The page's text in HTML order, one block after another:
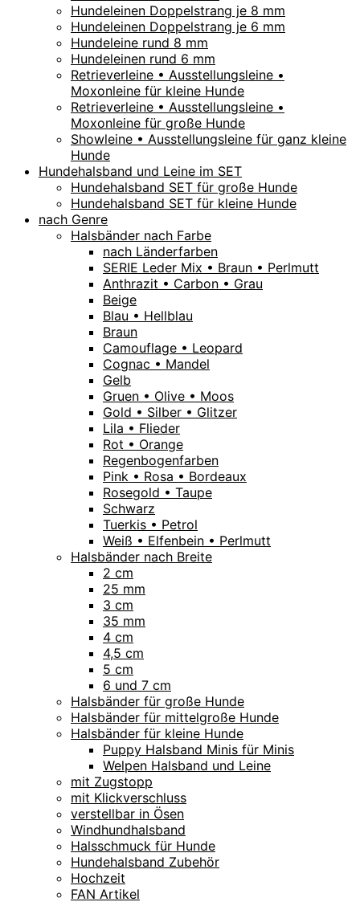
Hundeleinen Doppelstrang je 8 mm
Hundeleinen Doppelstrang je 6 mm
Hundeleine rund 8 mm
Hundeleinen rund 6 mm
Retrieverleine • Ausstellungsleine •
Moxonleine für kleine Hunde
Retrieverleine • Ausstellungsleine •
Moxonleine für große Hunde
Showleine • Ausstellungsleine für ganz kleine
Hunde
Hundehalsband und Leine im SET
Hundehalsband SET für große Hunde
Hundehalsband SET für kleine Hunde
nach Genre
Halsbänder nach Farbe
nach Länderfarben
SERIE Leder Mix • Braun • Perlmutt
Anthrazit • Carbon • Grau
Beige
Blau • Hellblau
Braun
Camouflage • Leopard
Cognac • Mandel
Gelb
Gruen • Olive • Moos
Gold • Silber • Glitzer
Lila • Flieder
Rot • Orange
Regenbogenfarben
Pink • Rosa • Bordeaux
Rosegold • Taupe
Schwarz
Tuerkis • Petrol
Weiß • Elfenbein • Perlmutt
Halsbänder nach Breite
2 cm
25 mm
3 cm
35 mm
4 cm
4,5 cm
5 cm
6 und 7 cm
Halsbänder für große Hunde
Halsbänder für mittelgroße Hunde
Halsbänder für kleine Hunde
Puppy Halsband Minis für Minis
Welpen Halsband und Leine
mit Zugstopp
mit Klickverschluss
verstellbar in Ösen
Windhundhalsband
Halsschmuck für Hunde
Hundehalsband Zubehör
Hochzeit
FAN Artikel